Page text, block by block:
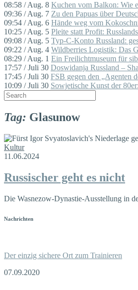
08:58 / Aug. 8 Kuchen vom Balkon: Wie
09:36 / Aug. 7 Zu den Papuas über
09:54 / Aug. 6 Hände weg vom
10:25 / Aug. 5 Pleite statt Profit:
09:08 / Aug. 5 Typ-C-Konto Russland:
09:22 / Aug. 4 Wildberries Logistik: Das
08:29 / Aug. 1 Ein Freilichtmuseum für
17:57 / Juli 30 Doswidanja Russland –
17:45 / Juli 30 FSB gegen den „Agenten
10:09 / Juli 30 Sowjetische Kunst der
Tag: Glasunow
Kultur
11.06.2024
Russischer geht es nicht
Die Wasnezow-Dynastie-Ausstellung in
Nachrichten
Der einzig sichere Ort zum Trainieren
07.09.2020